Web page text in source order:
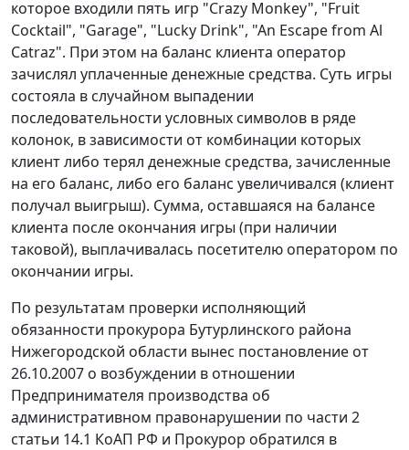
которое входили пять игр "Crazy Monkey", "Fruit
Cocktail", "Garage", "Lucky Drink", "An Escape from Al
Catraz". При этом на баланс клиента оператор
зачислял уплаченные денежные средства. Суть игры
состояла в случайном выпадении
последовательности условных символов в ряде
колонок, в зависимости от комбинации которых
клиент либо терял денежные средства, зачисленные
на его баланс, либо его баланс увеличивался (клиент
получал выигрыш). Сумма, оставшаяся на балансе
клиента после окончания игры (при наличии
таковой), выплачивалась посетителю оператором по
окончании игры.
По результатам проверки исполняющий
обязанности прокурора Бутурлинского района
Нижегородской области вынес постановление от
26.10.2007 о возбуждении в отношении
Предпринимателя производства об
административном правонарушении по части 2
статьи 14.1 КоАП РФ и Прокурор обратился в